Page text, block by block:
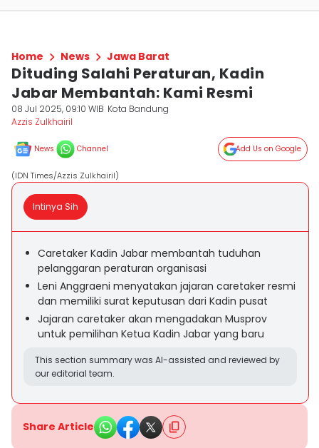
Home News Jawa Barat
Dituding Salahi Peraturan, Kadin
Jabar Membantah: Kami Resmi
08 Jul 2025, 09:10 WIB Kota Bandung
Azzis Zulkhairil
News Channel Add Us on Google
(IDN Times/Azzis Zulkhairil)
Intinya Sih
Caretaker Kadin Jabar membantah tuduhan
pelanggaran peraturan organisasi
Leni Anggraeni menyatakan jajaran caretaker resmi
dan memiliki surat keputusan dari Kadin pusat
Jajaran caretaker akan mengadakan Musprov
untuk pemilihan Ketua Kadin Jabar yang baru
This section summary was AI-assisted and reviewed by
our editorial team.
Share Article